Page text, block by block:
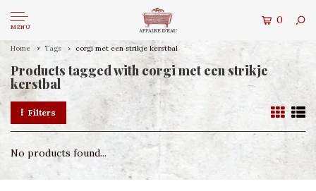
MENU
0
Home Tags corgi met een strikje kerstbal
Products tagged with corgi met een strikje
kerstbal
Filters
No products found...